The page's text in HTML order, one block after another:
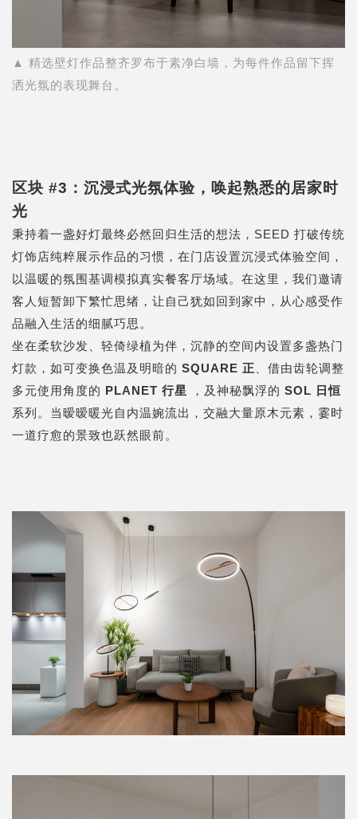
▲ 精选壁灯作品整齐罗布于素净白墙，为每件作品留下挥
洒光氛的表现舞台。
区块 #3：沉浸式光氛体验，唤起熟悉的居家时
光
秉持着一盏好灯最终必然回归生活的想法，SEED 打破传统
灯饰店纯粹展示作品的习惯，在门店设置沉浸式体验空间，
以温暖的氛围基调模拟真实餐客厅场域。在这里，我们邀请
客人短暂卸下繁忙思绪，让自己犹如回到家中，从心感受作
品融入生活的细腻巧思。
坐在柔软沙发、轻倚绿植为伴，沉静的空间内设置多盏热门
灯款，如可变换色温及明暗的 SQUARE 正 、借由齿轮调整
多元使用角度的 PLANET 行星 ，及神秘飘浮的 SOL 日恒
系列。当暧暧暖光自内温婉流出，交融大量原木元素，霎时
一道疗愈的景致也跃然眼前。